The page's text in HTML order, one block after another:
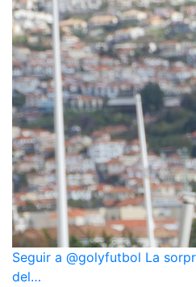
Seguir a @golyfutbol La
del…